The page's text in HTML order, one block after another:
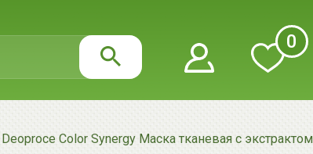
0
Deoproce Color Synergy Маска тканевая с